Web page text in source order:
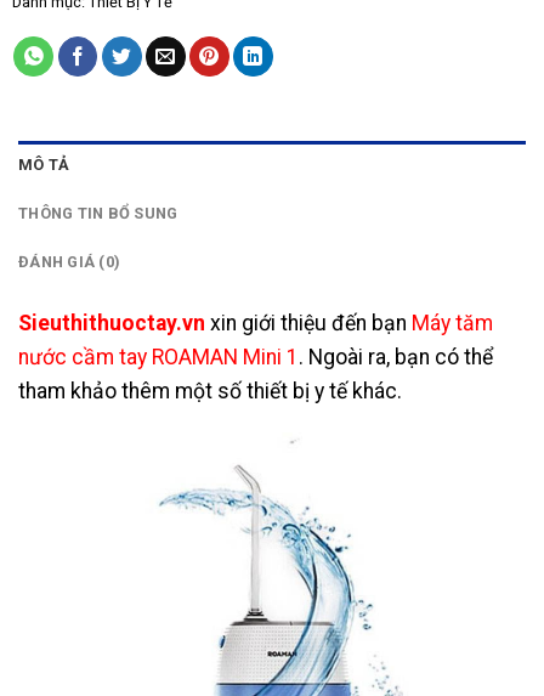
MÔ TẢ
THÔNG TIN BỔ SUNG
ĐÁNH GIÁ (0)
Sieuthithuoctay.vn xin giới thiệu đến bạn Máy tăm
nước cầm tay ROAMAN Mini 1 . Ngoài ra, bạn có thể
tham khảo thêm một số thiết bị y tế khác.